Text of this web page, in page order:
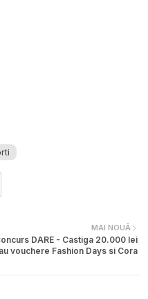
MAI NOUĂ
DARE - Castiga 20.000 lei
vouchere Fashion Days si Cora